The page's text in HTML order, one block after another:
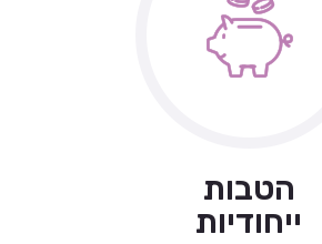
הטבות
ייחודיות